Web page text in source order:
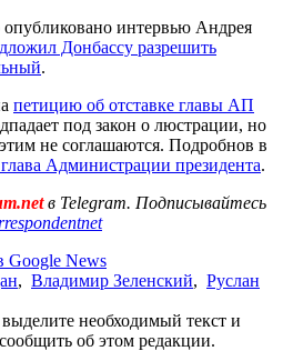
интервью Андрея
Донбассу разрешить
.
петицию об отставке главы АП
под закон о люстрации, но
не соглашаются. Подробнов в
Администрации президента.
в Telegram. Подписывайтесь
Google News
, Владимир Зеленский, Руслан
необходимый текст и
об этом редакции.